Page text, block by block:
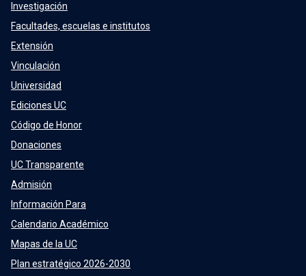
Investigación
Facultades, escuelas e institutos
Extensión
Vinculación
Universidad
Ediciones UC
Código de Honor
Donaciones
UC Transparente
Admisión
Información Para
Calendario Académico
Mapas de la UC
Plan estratégico 2026-2030